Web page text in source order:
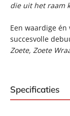
die uit het raam
Een waardige én
succesvolle
Zoete, Zoete
Specificaties